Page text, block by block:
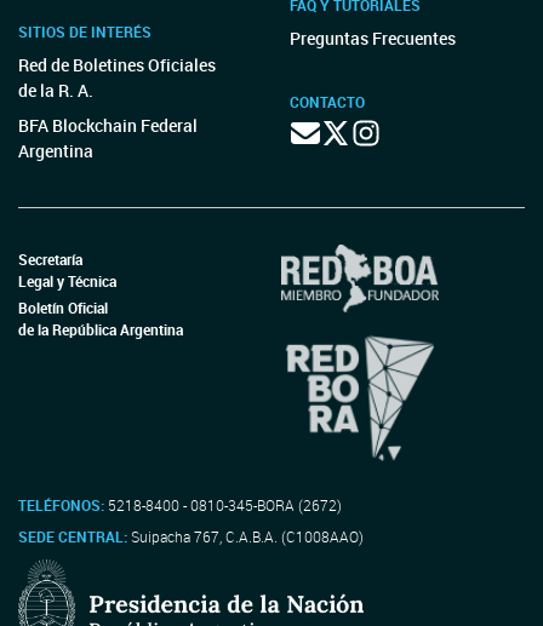
SITIOS DE INTERÉS
Red de Boletines Oficiales
de la R. A.
BFA Blockchain Federal
Argentina
FAQ Y TUTORIALES
Preguntas Frecuentes
CONTACTO
Secretaría
Legal y Técnica
Boletín Oficial
de la República Argentina
TELÉFONOS: 5218-8400 - 0810-345-BORA (2672)
SEDE CENTRAL:Suipacha 767, C.A.B.A. (C1008AAO)